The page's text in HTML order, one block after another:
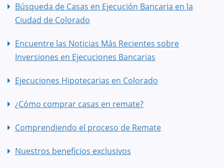
Búsqueda de Casas en Ejecución Bancaria en la
Ciudad de Colorado
Encuentre las Noticias Más Recientes sobre
Inversiones en Ejecuciones Bancarias
Ejecuciones Hipotecarias en Colorado
¿Cómo comprar casas en remate?
Comprendiendo el proceso de Remate
Nuestros beneficios exclusivos